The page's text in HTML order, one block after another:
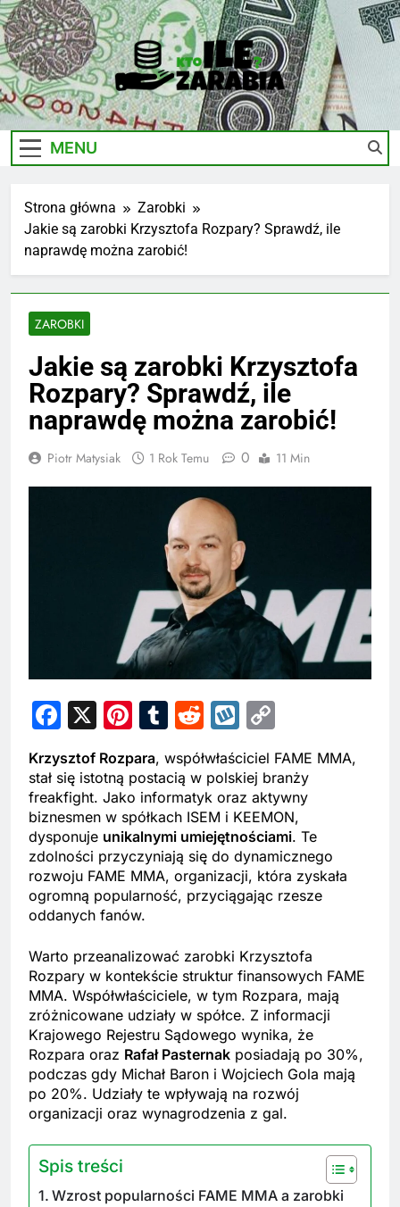
Skip
to
content
Ile-
Zarabia.edu.pl
Zarobki Gwiazd, Ciekawostki I Biznes
MENU
Strona główna
Zarobki
Jakie są zarobki Krzysztofa Rozpary? Sprawdź, ile
naprawdę można zarobić!
ZAROBKI
Jakie są zarobki Krzysztofa
Rozpary? Sprawdź, ile
naprawdę można zarobić!
Piotr Matysiak 1 Rok Temu 0 11 Min
Facebook
X Pinterest
Tumblr
RedditWykop
Krzysztof Rozpara, współwłaściciel FAME MMA,
stał się istotną postacią w polskiej branży
freakfight. Jako informatyk oraz aktywny
biznesmen w spółkach ISEM i KEEMON,
dysponuje unikalnymi umiejętnościami. Te
zdolności przyczyniają się do dynamicznego
rozwoju FAME MMA, organizacji, która zyskała
ogromną popularność, przyciągając rzesze
oddanych fanów.
Warto przeanalizować zarobki Krzysztofa
Rozpary w kontekście struktur finansowych FAME
MMA. Współwłaściciele, w tym Rozpara, mają
zróżnicowane udziały w spółce. Z informacji
Krajowego Rejestru Sądowego wynika, że
Rozpara oraz Rafał Pasternak posiadają po 30%,
podczas gdy Michał Baron i Wojciech Gola mają
po 20%. Udziały te wpływają na rozwój
organizacji oraz wynagrodzenia z gal.
Spis treści
Wzrost popularności FAME MMA a zarobki